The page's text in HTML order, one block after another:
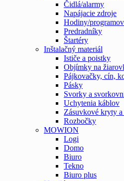
Čidlá/alarmy
Napájacie zdroje
Hodiny/
Predradníky
Štartéry
Inštalačný materiál
Ističe a poistky
Objímky na
Pájkovačky, cín,
Pásky
Svorky a
Uchytenia káblov
Zásuvkové kryty
Rozbočky
MOWION
Logi
Domo
Biuro
Tekno
Biuro plus